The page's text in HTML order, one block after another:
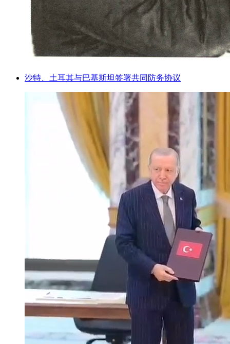
沙特、土耳其与巴基斯坦签署共同防务协议